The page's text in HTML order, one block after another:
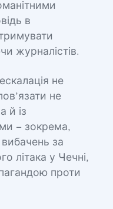
в
журналістів.
не
не
й із
– зокрема,
вибачень за
літака у Чечні,
проти